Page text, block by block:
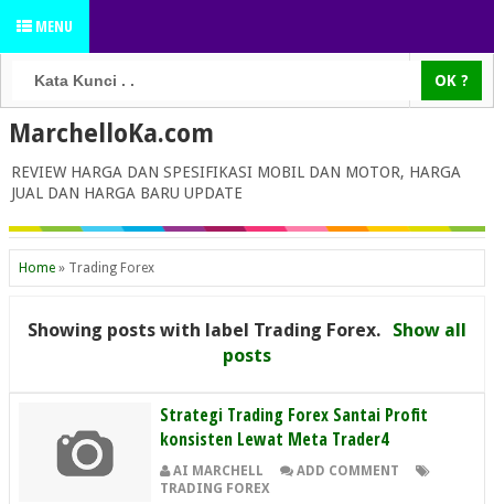
MENU
MarchelloKa.com
REVIEW HARGA DAN SPESIFIKASI MOBIL DAN MOTOR, HARGA
JUAL DAN HARGA BARU UPDATE
Home » Trading Forex
Showing posts with label Trading Forex. Show all
posts
Strategi Trading Forex Santai Profit
konsisten Lewat Meta Trader4
AI MARCHELL
ADD COMMENT
TRADING FOREX